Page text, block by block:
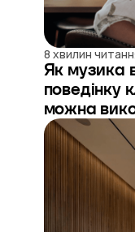
8 хвилин
Як музика
поведінку
можна